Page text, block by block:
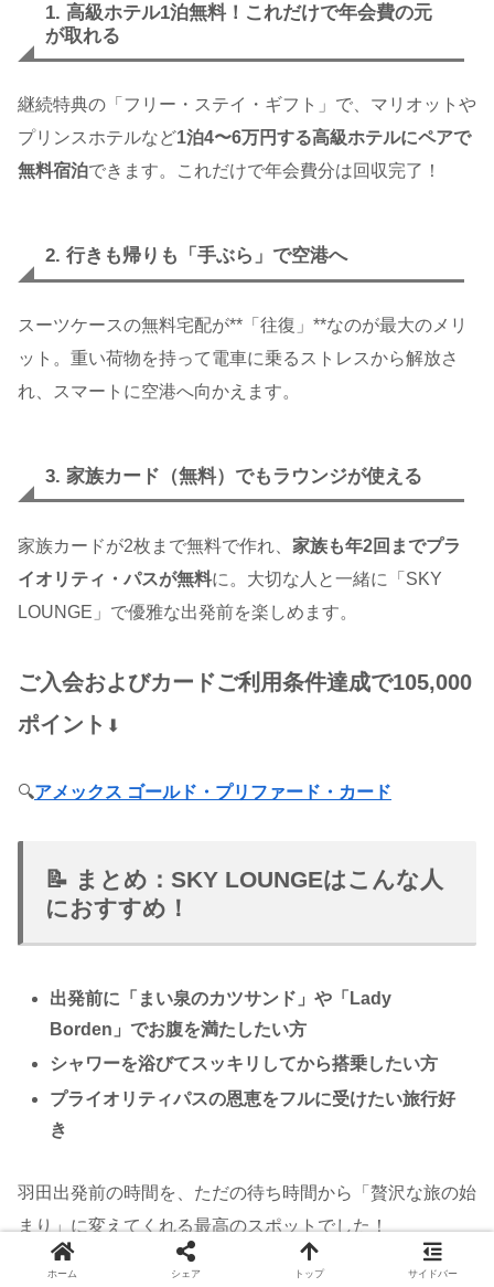
1. 高級ホテル1泊無料！これだけで年会費の元
が取れる
継続特典の「フリー・ステイ・ギフト」で、マリオットや
プリンスホテルなど1泊4〜6万円する高級ホテルにペアで
無料宿泊できます。これだけで年会費分は回収完了！
2. 行きも帰りも「手ぶら」で空港へ
スーツケースの無料宅配が**「往復」**なのが最大のメリ
ット。重い荷物を持って電車に乗るストレスから解放さ
れ、スマートに空港へ向かえます。
3. 家族カード（無料）でもラウンジが使える
家族カードが2枚まで無料で作れ、 家族も年2回までプラ
イオリティ・パスが無料に。大切な人と一緒に「SKY
LOUNGE」で優雅な出発前を楽しめます。
ご入会およびカードご利用条件達成で105,000
ポイント ⬇︎
🔍アメックス ゴールド・プリファード・カード
📝 まとめ：SKY LOUNGEはこんな人
におすすめ！
出発前に「まい泉のカツサンド」や「Lady
Borden」でお腹を満たしたい方
シャワーを浴びてスッキリしてから搭乗したい方
プライオリティパスの恩恵をフルに受けたい旅行好
き
羽田出発前の時間を、ただの待ち時間から「贅沢な旅の始
まり」に変えてくれる最高のスポットでした！
ホーム シェア トップ サイドバー